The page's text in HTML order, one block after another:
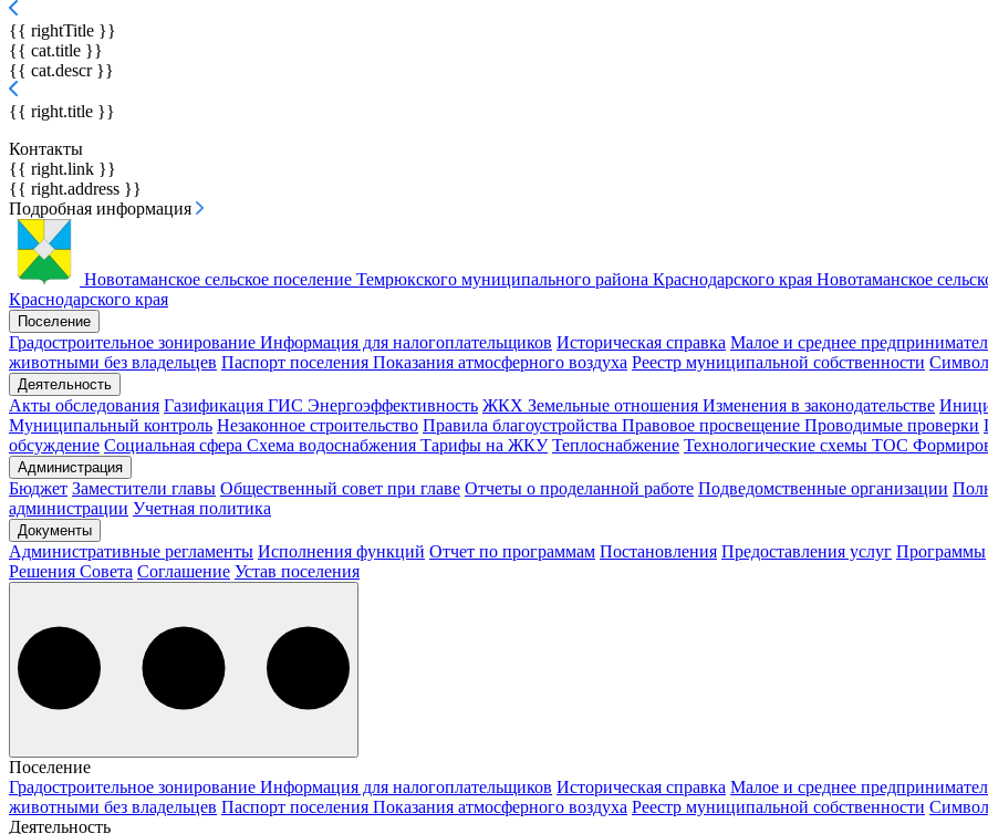
{{ rightTitle }}
{{ cat.title }}
{{ cat.descr }}
{{ right.title }}
Контакты
{{ right.link }}
{{ right.address }}
Подробная информация
Новотаманское сельское поселение Темрюкского муниципального района Краснодарского края Новотаманское
Краснодарского края
Поселение
Градостроительное зонирование Информация для налогоплательщиков Историческая справка Малое и среднее
животными без владельцев Паспорт поселения Показания атмосферного воздуха Реестр муниципальной собственности
Деятельность
Акты обследования Газификация ГИС Энергоэффективность ЖКХ Земельные отношения Изменения в законодательстве
Муниципальный контроль Незаконное строительство Правила благоустройства Правовое просвещение Проводимые проверки
обсуждение Социальная сфера Схема водоснабжения Тарифы на ЖКУ Теплоснабжение Технологические схемы ТОС
Администрация
Бюджет Заместители главы Общественный совет при главе Отчеты о проделанной работе Подведомственные организации
администрации Учетная политика
Документы
Административные регламенты Исполнения функций Отчет по программам Постановления Предоставления услуг Программы
Решения Совета Соглашение Устав поселения
Поселение
Градостроительное зонирование Информация для налогоплательщиков Историческая справка Малое и среднее
животными без владельцев Паспорт поселения Показания атмосферного воздуха Реестр муниципальной собственности
Деятельность